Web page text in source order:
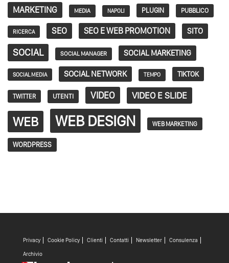
MARKETING MEDIA NAPOLI PLUGIN PUBBLICO
RICERCA SEO SEO E WEB PROMOTION SITO
SOCIAL SOCIAL MANAGER SOCIAL MARKETING
SOCIAL MEDIA SOCIAL NETWORK TEMPO TIKTOK
TWITTER UTENTI VIDEO VIDEO E SLIDE
WEB WEB DESIGN WEB MARKETING
WORDPRESS
Privacy Cookie Policy Clienti Contatti Newsletter Consulenza
Archivio